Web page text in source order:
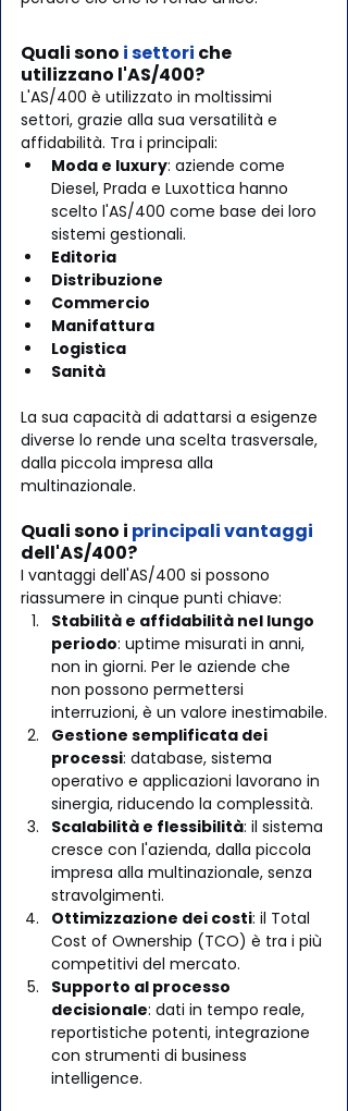
Quali sono i settori che
utilizzano l'AS/400?
L'AS/400 è utilizzato in moltissimi
settori, grazie alla sua versatilità e
affidabilità. Tra i principali:
Moda e luxury: aziende come
Diesel, Prada e Luxottica hanno
scelto l'AS/400 come base dei loro
sistemi gestionali.
Editoria
Distribuzione
Commercio
Manifattura
Logistica
Sanità
La sua capacità di adattarsi a esigenze
diverse lo rende una scelta trasversale,
dalla piccola impresa alla
multinazionale.
Quali sono i principali vantaggi
dell'AS/400?
I vantaggi dell'AS/400 si possono
riassumere in cinque punti chiave:
Stabilità e affidabilità nel lungo
periodo: uptime misurati in anni,
non in giorni. Per le aziende che
non possono permettersi
interruzioni, è un valore inestimabile.
Gestione semplificata dei
processi: database, sistema
operativo e applicazioni lavorano in
sinergia, riducendo la complessità.
Scalabilità e flessibilità: il sistema
cresce con l'azienda, dalla piccola
impresa alla multinazionale, senza
stravolgimenti.
Ottimizzazione dei costi: il Total
Cost of Ownership (TCO) è tra i più
competitivi del mercato.
Supporto al processo
decisionale: dati in tempo reale,
reportistiche potenti, integrazione
con strumenti di business
intelligence.